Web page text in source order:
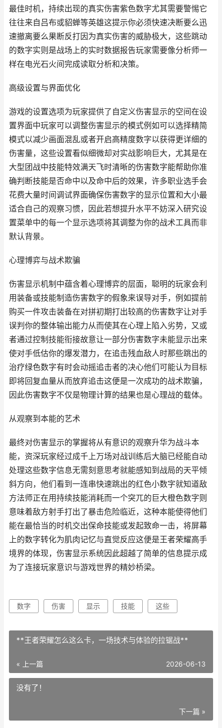
最佳时机，持续出现的真实伤害紫色数字尤其需要警惕它
往往来自吕布或貂蝉等英雄这提示你必须快速决断要么迅
速撤离要么果断反打因为真实伤害的威胁极大，这些跳动
的数字实则是战场上的实时数据报告玩家需要像分析师一
样在电光石火间完成读取分析和决策。
高级设置与界面优化
游戏的设置选项为玩家提供了自定义伤害显示的空间在设
置界面中玩家可以调整伤害显示的模式例如可以选择精简
模式以减少画面混乱或者开启高精度数字以获得更详细的
伤害量，这些设置看似细微却对实战影响巨大，尤其是在
大型团战中技能特效满天飞时清晰的伤害数字能帮助你准
确判断技能是否命中以及命中后的效果，许多职业选手会
花费大量时间调试界面确保伤害数字的显示位置和大小最
适合自己的观察习惯，因此若想提升水平不妨深入研究设
置菜单中的每一个显示选项将其调整为你的战术工具而非
默认背景。
心理博弈与战术欺骗
伤害显示机制中蕴含着心理博弈的层面，聪明的玩家会利
用装备或技能制造伤害数字的假象来误导对手，例如提前
购买一件攻击装备在对拼初期打出较高的伤害数字让对手
误判你的整体输出能力从而使其在心理上陷入劣势，又或
者通过控制技能衔接故意让一部分伤害数字未能显示出来
使对手低估你的爆发潜力，在追击残血敌人时那些跳出的
治疗绿色数字有时会动摇追击者的决心他们可能认为目标
即将回复血量从而放弃追击这便是一次成功的战术欺骗，
因此伤害数字不仅是物理计算的结果也是心理战的载体。
从观察到本能的艺术
最终对伤害显示的掌握将从有意识的观察升华为战斗本
能，资深玩家经过成千上万场对战训练后大脑已经能自动
处理这些数字信息无需刻意思考就能感知到战局的天平倾
斜方向，他们看到一连串快速跳出的红色小数字就知道敌
方法师正在用持续技能消耗而一个突兀的巨大橙色数字则
意味着敌方射手打出了暴击危险临近，这种本能使得他们
能在最恰当的时机交出保命技能或发起致命一击，将屏幕
上的数字转化为肌肉记忆与直觉反应这便是王者荣耀高手
境界的体现，伤害显示系统因此超越了简单的信息提示成
为了连接玩家意识与游戏世界的精妙桥梁。
数字 伤害 显示 技能 这些
**王者荣耀怎么这么卡，一场技术与体验的拉锯战**
« 上一篇 2026-06-13
没有了！
下一篇 »